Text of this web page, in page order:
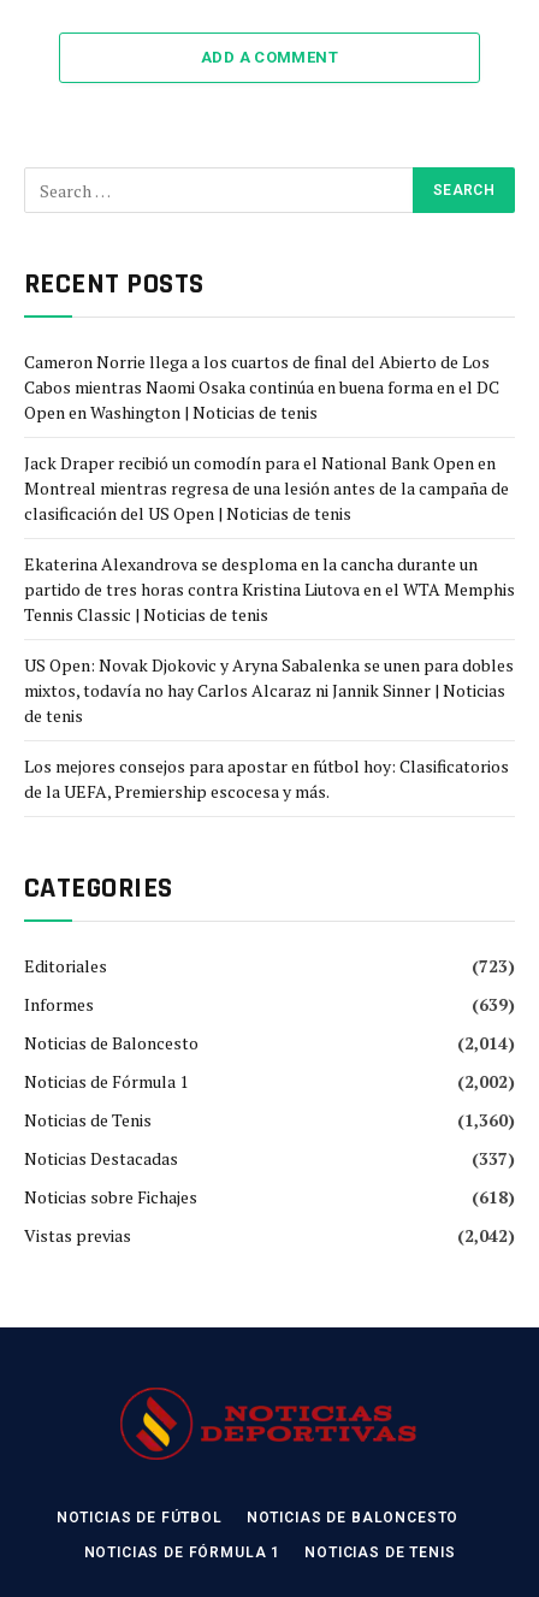
ADD A COMMENT
RECENT POSTS
Cameron Norrie llega a los cuartos de final del Abierto de Los
Cabos mientras Naomi Osaka continúa en buena forma en el DC
Open en Washington | Noticias de tenis
Jack Draper recibió un comodín para el National Bank Open en
Montreal mientras regresa de una lesión antes de la campaña de
clasificación del US Open | Noticias de tenis
Ekaterina Alexandrova se desploma en la cancha durante un
partido de tres horas contra Kristina Liutova en el WTA Memphis
Tennis Classic | Noticias de tenis
US Open: Novak Djokovic y Aryna Sabalenka se unen para dobles
mixtos, todavía no hay Carlos Alcaraz ni Jannik Sinner | Noticias
de tenis
Los mejores consejos para apostar en fútbol hoy: Clasificatorios
de la UEFA, Premiership escocesa y más.
CATEGORIES
Editoriales
(723)
Informes
(639)
Noticias de Baloncesto
(2,014)
Noticias de Fórmula 1
(2,002)
Noticias de Tenis
(1,360)
Noticias Destacadas
(337)
Noticias sobre Fichajes
(618)
Vistas previas
(2,042)
NOTICIAS DE FÚTBOL NOTICIAS DE BALONCESTO
NOTICIAS DE FÓRMULA 1 NOTICIAS DE TENIS